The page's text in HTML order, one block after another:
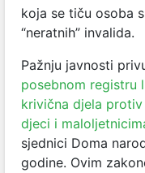
koja se tiču osoba
“neratnih” invalida.
Pažnju javnosti
posebnom registru
krivična djela
djeci i
sjednici Doma
godine. Ovim